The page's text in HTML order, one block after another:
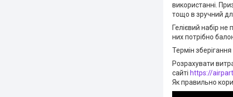
використанні.
тощо в зручний
Гелієвий набір
них потрібно
Термін
Розрахувати
сайті https://
Як правильно